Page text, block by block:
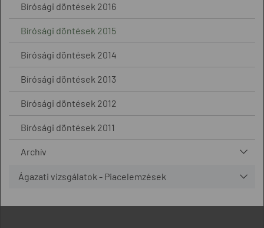
Bírósági döntések 2016
Bírósági döntések 2015
Bírósági döntések 2014
Bírósági döntések 2013
Bírósági döntések 2012
Bírósági döntések 2011
Archív
Ágazati vizsgálatok - Piacelemzések